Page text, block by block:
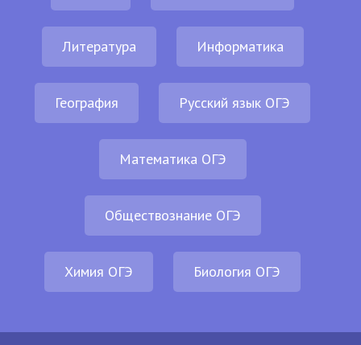
Литература Информатика
География Русский язык ОГЭ
Математика ОГЭ
Обществознание ОГЭ
Химия ОГЭ Биология ОГЭ